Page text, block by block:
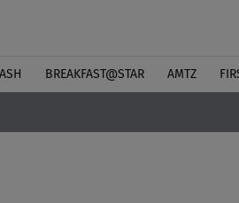
BREAKFAST@STAR ΑΜΤΖ